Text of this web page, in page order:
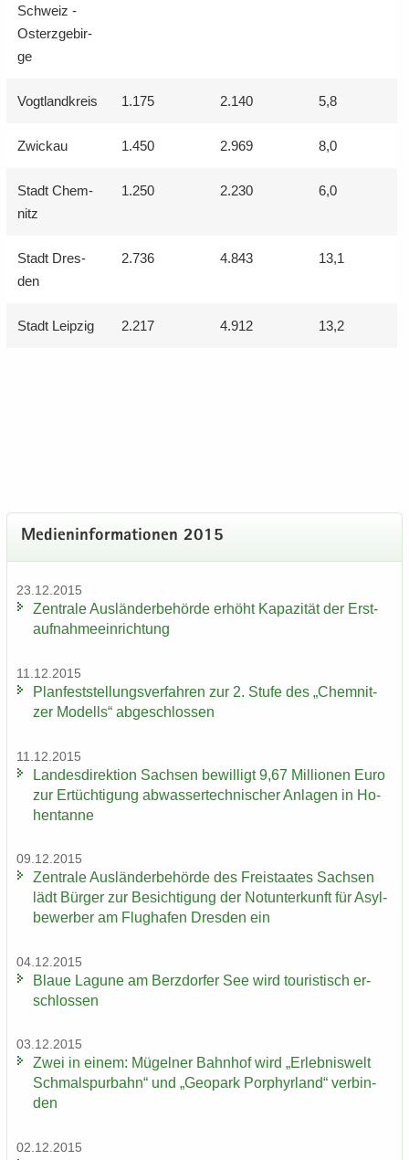
Schweiz -
Ost­erz­ge­bir­
ge
Vogt­land­kreis 1.175 2.140 5,8
Zwi­ckau 1.450 2.969 8,0
Stadt Chem­
nitz
1.250 2.230 6,0
Stadt Dres­
den
2.736 4.843 13,1
Stadt Leip­zig 2.217 4.912 13,2
Me­di­en­in­for­ma­tio­nen 2015
23.12.2015
Zen­tra­le Aus­län­der­be­hör­de er­höht Ka­pa­zi­tät der Erst­
auf­nah­me­ein­rich­tung
11.12.2015
Plan­fest­stel­lungs­ver­fah­ren zur 2. Stufe des „Chem­nit­
zer Mo­dells“ ab­ge­schlos­sen
11.12.2015
​
Landesdirektion Sach­sen be­wil­ligt 9,67 Mil­lio­nen Euro
zur Er­tüch­ti­gung ab­was­ser­tech­ni­scher An­la­gen in Ho­
hen­tan­ne
09.12.2015
Zen­tra­le Aus­län­der­be­hör­de des Frei­staa­tes Sach­sen
lädt Bür­ger zur Be­sich­ti­gung der Not­un­ter­kunft für Asyl­
be­wer­ber am Flug­ha­fen Dres­den ein
04.12.2015
Blaue La­gu­ne am Berz­dor­fer See wird tou­ris­tisch er­
schlos­sen
03.12.2015
Zwei in einem: Mü­gel­ner Bahn­hof wird „Er­leb­nis­welt
Schmal­spur­bahn“ und „Geo­park Por­phyr­land“ ver­bin­
den
02.12.2015